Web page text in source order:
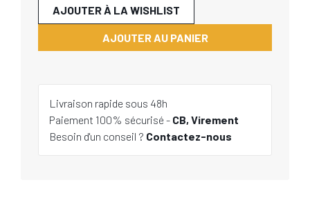
AJOUTER AU PANIER
AJOUTER À LA WISHLIST
Livraison rapide sous 48h
Paiement 100% sécurisé - CB, Virement
Besoin d'un conseil ? Contactez-nous